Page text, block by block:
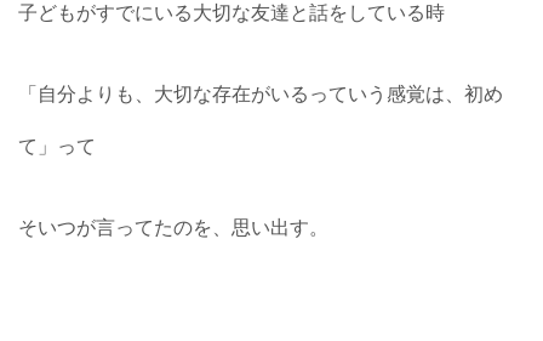
子どもがすでにいる大切な友達と話をしている時
「自分よりも、大切な存在がいるっていう感覚は、初め
て」って
そいつが言ってたのを、思い出す。